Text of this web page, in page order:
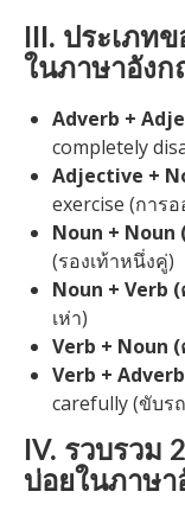
III. ประเภท
ในภาษาอังก
Adverb +
completely
Adjective +
exercise (การ
Noun + Noun
(รองเท้าหนึ่งคู่)
Noun + Verb
เห่า)
Verb + Noun
Verb +
carefully (ขับร
IV. รวบรวม
บ่อยในภาษา